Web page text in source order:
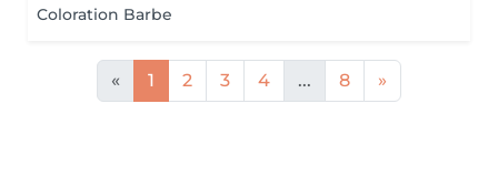
Coloration Barbe
« 1 2 3 4 ... 8 »